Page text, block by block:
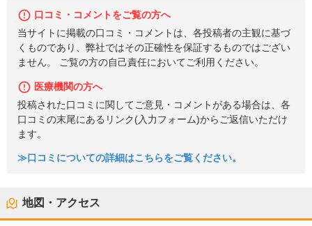
口コミ・コメントをご覧の方へ
当サイトに掲載の口コミ・コメントは、各投稿者の主観に基づ
くものであり、弊社ではその正確性を保証するものではござい
ません。 ご覧の方の自己責任においてご利用ください。
医療機関の方へ
投稿された口コミに関してご意見・コメントがある場合は、各
口コミの末尾にあるリンク(入力フォーム)からご返信いただけ
ます。
≫口コミについての詳細はこちらをご覧ください。
地図・アクセス